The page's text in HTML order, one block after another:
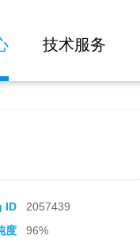
技术服务
ID 2057439
度
96%